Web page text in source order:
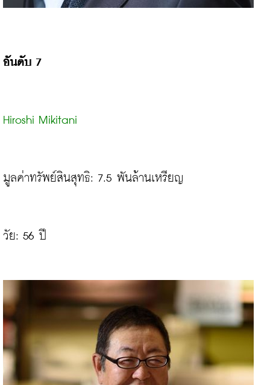
อันดับ 7
Hiroshi Mikitani
มูลค่าทรัพย์สินสุทธิ: 7.5 พันล้านเหรียญ
วัย: 56 ปี